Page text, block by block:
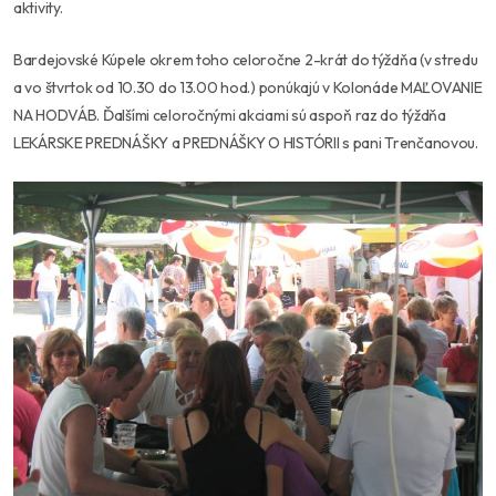
aktivity.
Bardejovské Kúpele okrem toho celoročne 2-krát do týždňa (v stredu
a vo štvrtok od 10.30 do 13.00 hod.) ponúkajú v Kolonáde MAĽOVANIE
NA HODVÁB. Ďalšími celoročnými akciami sú aspoň raz do týždňa
LEKÁRSKE PREDNÁŠKY a PREDNÁŠKY O HISTÓRII s pani Trenčanovou.